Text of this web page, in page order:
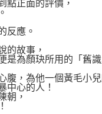
正面的評價，
反應。
故事，
為顏玦所用的「舊識
，為他一個黃毛小兒
心的人！
朝，